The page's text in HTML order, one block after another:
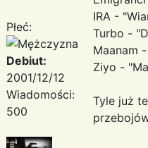
Płeć:
Debiut:
2001/12/12
Wiadomości:
500
IRA -
Turbo -
Maanam
Ziyo -
Tyle już